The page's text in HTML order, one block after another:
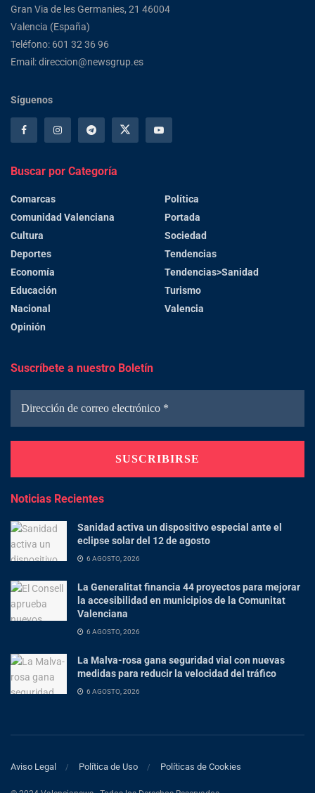
Gran Via de les Germanies, 21 46004
Valencia (España)
Teléfono: 601 32 36 96
Email: direccion@newsgrup.es
Síguenos
Buscar por Categoría
Comarcas
Comunidad Valenciana
Cultura
Deportes
Economía
Educación
Nacional
Opinión
Política
Portada
Sociedad
Tendencias
Tendencias>Sanidad
Turismo
Valencia
Suscríbete a nuestro Boletín
Noticias Recientes
Sanidad activa un dispositivo especial ante el
eclipse solar del 12 de agosto
6 AGOSTO, 2026
La Generalitat financia 44 proyectos para mejorar
la accesibilidad en municipios de la Comunitat
Valenciana
6 AGOSTO, 2026
La Malva-rosa gana seguridad vial con nuevas
medidas para reducir la velocidad del tráfico
6 AGOSTO, 2026
Aviso Legal Política de Uso Políticas de Cookies